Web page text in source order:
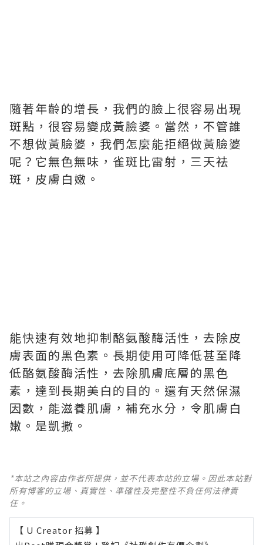
隨著年齡的增長，我們的臉上很容易出現
斑點，很容易變成黃臉婆。當然，不管誰
不想做黃臉婆，我們怎麼能拒絕做黃臉婆
呢？它無色無味，雀斑比雷射，三天祛
斑，皮膚白嫩。
能快速有效地抑制酪氨酸酶活性，去除皮
膚表面的黑色素。長期使用可降低甚至降
低酪氨酸酶活性，去除肌膚底層的黑色
素，達到長期美白的目的。還有天然保濕
因數，能滋養肌膚，補充水分，令肌膚白
嫩。是凱撒。
*本站之內容由作者所提供，並不代表本站的立場。因此本站對
所有博客的立場、真實性、準確性及完整性不負任何法律責
任。
【 U Creator 招募 】